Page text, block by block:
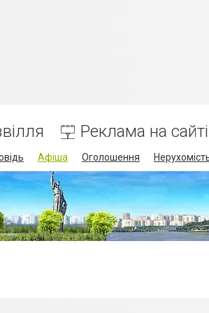
Реклама на сайті
Афіша Оголошення